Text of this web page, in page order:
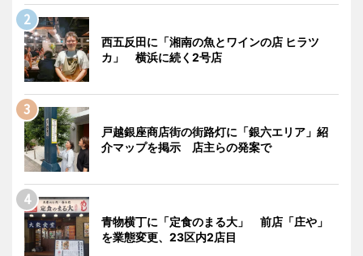
西五反田に「湘南の魚とワインの店 ヒラツ
カ」 横浜に続く2号店
戸越銀座商店街の街路灯に「銀六エリア」紹
介マップを掲示 店主らの発案で
青物横丁に「定食のまる大」 前店「庄や」
を業態変更、23区内2店目